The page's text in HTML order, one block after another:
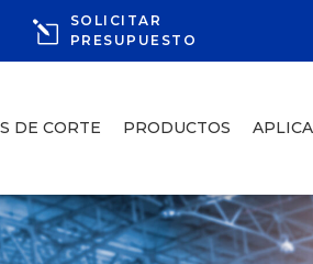
SOLICITAR
PRESUPUESTO
DE CORTE PRODUCTOS